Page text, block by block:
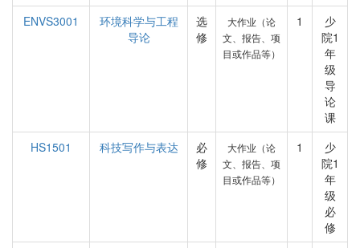
ENVS3001
环境科学与工程
导论
选
修
大作业（论
文、报告、项
目或作品等）
1
少
院1
年
级
导
论
课
HS1501
科技写作与表达
必
修
大作业（论
文、报告、项
目或作品等）
1
少
院1
年
级
必
修